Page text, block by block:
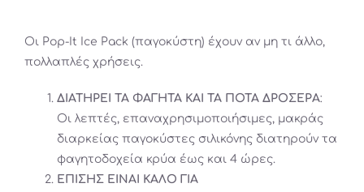
Οι Pop-It Ice Pack (παγοκύστη) έχουν αν μη τι άλλο,
πολλαπλές χρήσεις.
ΔΙΑΤΗΡΕΙ ΤΑ ΦΑΓΗΤΑ ΚΑΙ ΤΑ ΠΟΤΑ ΔΡΟΣΕΡΑ:
Οι λεπτές, επαναχρησιμοποιήσιμες, μακράς
διαρκείας παγοκύστες σιλικόνης διατηρούν τα
φαγητοδοχεία κρύα έως και 4 ώρες.
ΕΠΙΣΗΣ ΕΙΝΑΙ ΚΑΛΟ ΓΙΑ